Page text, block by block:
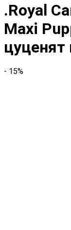
.Royal
Maxi
цуценят
- 15%